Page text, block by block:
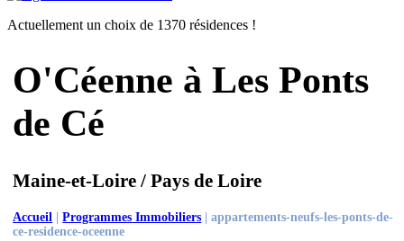
Actuellement un choix de 1370 résidences !
O'Céenne à Les Ponts
de Cé
Maine-et-Loire / Pays de Loire
Accueil |Programmes Immobiliers |appartements-neufs-les-ponts-de-
ce-residence-oceenne